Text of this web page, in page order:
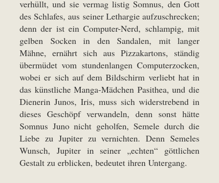
verhüllt, und sie vermag listig Somnus, den Gott
des Schlafes, aus seiner Lethargie aufzuschrecken;
denn der ist ein Computer-Nerd, schlampig, mit
gelben Socken in den Sandalen, mit langer
Mähne, ernährt sich aus Pizzakartons, ständig
übermüdet vom stundenlangen Computerzocken,
wobei er sich auf dem Bildschirm verliebt hat in
das künstliche Manga-Mädchen Pasithea, und die
Dienerin Junos, Iris, muss sich widerstrebend in
dieses Geschöpf verwandeln, denn sonst hätte
Somnus Juno nicht geholfen, Semele durch die
Liebe zu Jupiter zu vernichten. Denn Semeles
Wunsch, Jupiter in seiner „echten“ göttlichen
Gestalt zu erblicken, bedeutet ihren Untergang.